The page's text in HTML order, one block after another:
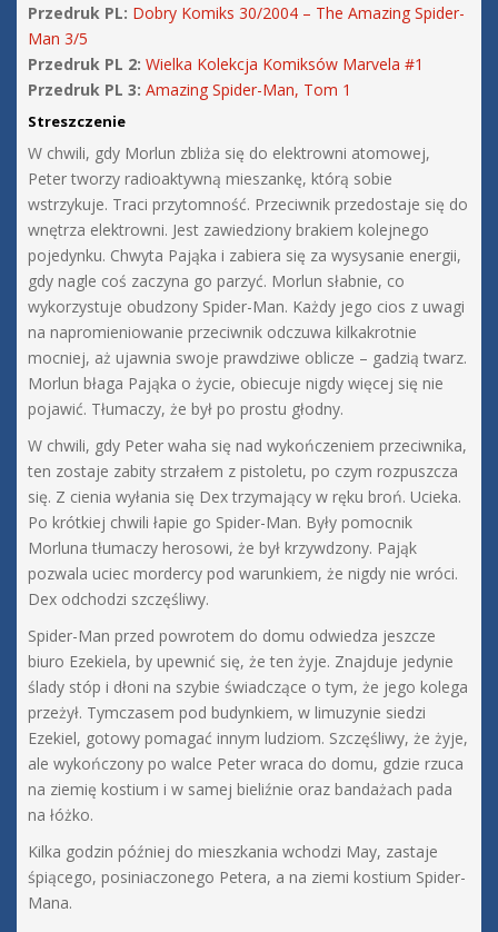
Przedruk PL: Dobry Komiks 30/2004 – The Amazing Spider-
Man 3/5
Przedruk PL 2: Wielka Kolekcja Komiksów Marvela #1
Przedruk PL 3: Amazing Spider-Man, Tom 1
Streszczenie
W chwili, gdy Morlun zbliża się do elektrowni atomowej,
Peter tworzy radioaktywną mieszankę, którą sobie
wstrzykuje. Traci przytomność. Przeciwnik przedostaje się do
wnętrza elektrowni. Jest zawiedziony brakiem kolejnego
pojedynku. Chwyta Pająka i zabiera się za wysysanie energii,
gdy nagle coś zaczyna go parzyć. Morlun słabnie, co
wykorzystuje obudzony Spider-Man. Każdy jego cios z uwagi
na napromieniowanie przeciwnik odczuwa kilkakrotnie
mocniej, aż ujawnia swoje prawdziwe oblicze – gadzią twarz.
Morlun błaga Pająka o życie, obiecuje nigdy więcej się nie
pojawić. Tłumaczy, że był po prostu głodny.
W chwili, gdy Peter waha się nad wykończeniem przeciwnika,
ten zostaje zabity strzałem z pistoletu, po czym rozpuszcza
się. Z cienia wyłania się Dex trzymający w ręku broń. Ucieka.
Po krótkiej chwili łapie go Spider-Man. Były pomocnik
Morluna tłumaczy herosowi, że był krzywdzony. Pająk
pozwala uciec mordercy pod warunkiem, że nigdy nie wróci.
Dex odchodzi szczęśliwy.
Spider-Man przed powrotem do domu odwiedza jeszcze
biuro Ezekiela, by upewnić się, że ten żyje. Znajduje jedynie
ślady stóp i dłoni na szybie świadczące o tym, że jego kolega
przeżył. Tymczasem pod budynkiem, w limuzynie siedzi
Ezekiel, gotowy pomagać innym ludziom. Szczęśliwy, że żyje,
ale wykończony po walce Peter wraca do domu, gdzie rzuca
na ziemię kostium i w samej bieliźnie oraz bandażach pada
na łóżko.
Kilka godzin później do mieszkania wchodzi May, zastaje
śpiącego, posiniaczonego Petera, a na ziemi kostium Spider-
Mana.